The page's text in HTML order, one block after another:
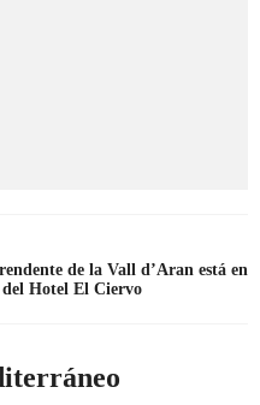
de la Vall d’Aran está en
Hotel El Ciervo